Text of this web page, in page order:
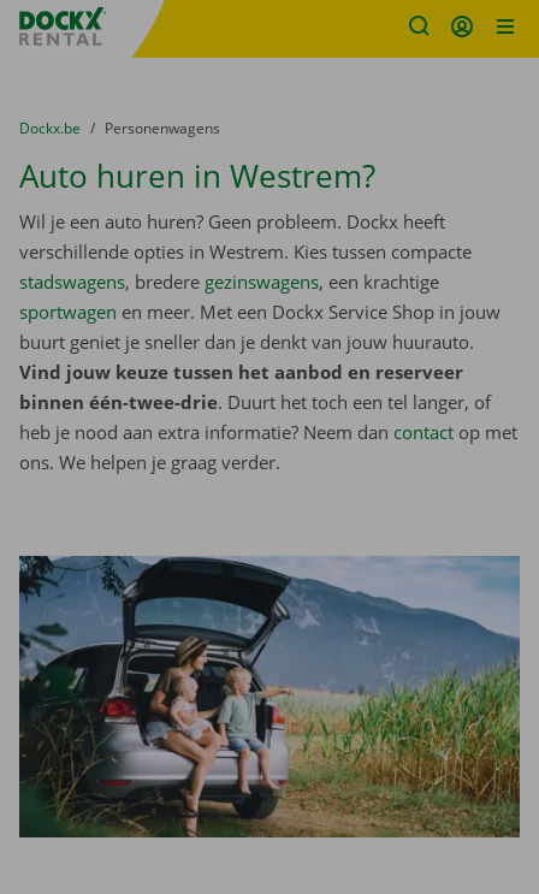
Fratello DEMO
U bevindt zich hier:
van
Dockx.be naar
Personenwagens
Auto huren in Westrem?
Wil je een auto huren? Geen probleem. Dockx heeft
verschillende opties in Westrem. Kies tussen compacte
stadswagens, bredere gezinswagens, een krachtige
sportwagen en meer. Met een Dockx Service Shop in jouw
buurt geniet je sneller dan je denkt van jouw huurauto.
Vind jouw keuze tussen het aanbod en reserveer
binnen één-twee-drie. Duurt het toch een tel langer, of
heb je nood aan extra informatie? Neem dan contact op met
ons. We helpen je graag verder.